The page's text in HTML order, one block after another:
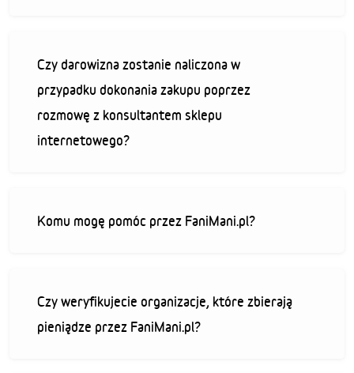
Czy darowizna zostanie naliczona w
przypadku dokonania zakupu poprzez
rozmowę z konsultantem sklepu
internetowego?
Komu mogę pomóc przez FaniMani.pl?
Czy weryfikujecie organizacje, które zbierają
pieniądze przez FaniMani.pl?